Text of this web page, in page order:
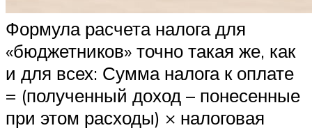
Формула расчета налога для
«бюджетников» точно такая же, как
и для всех: Сумма налога к оплате
= (полученный доход – понесенные
при этом расходы) × налоговая